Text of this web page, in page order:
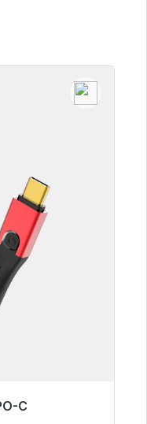
C de entrega